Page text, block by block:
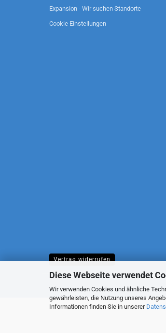
Diese Webseite verwendet
Wir verwenden Cookies und ähnliche
gewährleisten, die Nutzung unseres
Informationen finden Sie in unserer
Expansion - Wir suchen Standorte
Cookie Einstellungen
Vertrag widerrufen